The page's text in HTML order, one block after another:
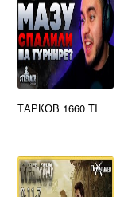
ТАРКОВ 1660 TI